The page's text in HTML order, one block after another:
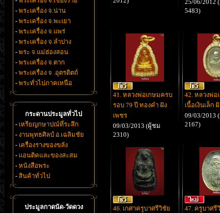
- พระเครื่อง จ.น่าน
- พระเครื่อง จ.พะเยา
- พระเครื่อง จ.แพร่
- พระเครื่อง จ.ลำปาง
- พระ จ.แม่ฮ่องสอน
- พระเครื่อง จ.ตาก
- พระเครื่อง จ .อุตรดิตถ์
- พระทั่วไปภาคเหนือ
กระดานประมูลทั่วไป
- เหรียญกษาปณ์ที่ระลึก
- งานพุทธศิลป์ อ.เฉลิมชัย
- เครื่องรางของขลัง
- แอนติคและของสะสม
- หนังสือพระ
- สินค้าทั่วไป
ประมูลกาดนัด-วัดดวง
25/06/2012
5483)
41. หลวงพ่อเกษมครบ
รอบ 79 ปี ทองคำ ฝัง
เพชร
09/03/2013 (ผู้ชม
2310)
42. หลวงพ่อ
เนื้อเงินเล็ก
09/03/2013
2167)
46. เกศาครูบาศรีวิชัย
47. ครูบาศรี